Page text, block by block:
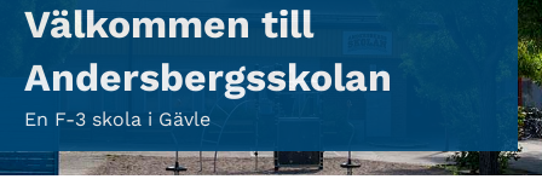
Välkommen till
Andersbergsskolan
En F-3 skola i Gävle